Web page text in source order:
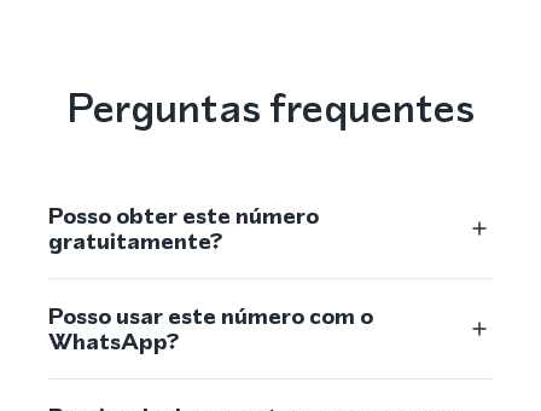
Perguntas frequentes
Posso obter este número
gratuitamente?
Posso usar este número com o
WhatsApp?